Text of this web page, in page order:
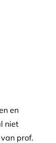
en
niet
prof.